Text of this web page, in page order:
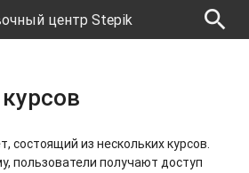
центр Stepik search
состоящий из нескольких курсов.
пользователи получают доступ